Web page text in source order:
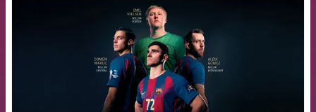
FCB Barcelona badge